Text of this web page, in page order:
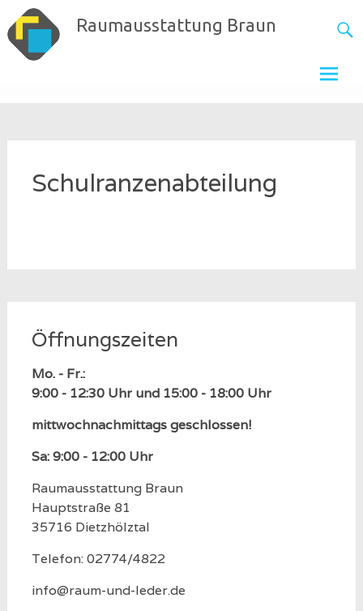
Skip
to
content
Raumausstattung Braun
Schulranzenabteilung
Öffnungszeiten
Mo. - Fr.:
9:00 - 12:30 Uhr und 15:00 - 18:00 Uhr
mittwochnachmittags geschlossen!
Sa: 9:00 - 12:00 Uhr
Raumausstattung Braun
Hauptstraße 81
35716 Dietzhölztal
Telefon: 02774/4822
info@raum-und-leder.de